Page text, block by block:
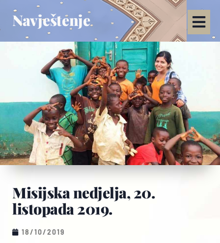
Navještenje
Misijska nedjelja, 20.
listopada 2019.
18/10/2019